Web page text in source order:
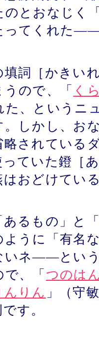
のとおなじく
ってくれた
填詞［かきい
ので、「 く
た、というニ
。しかし、お
略されている
ていた鐙［
おどけてい
あるもの」と
うに「有名
いネ――とい
、「 つのは
んりん 」（守
す。